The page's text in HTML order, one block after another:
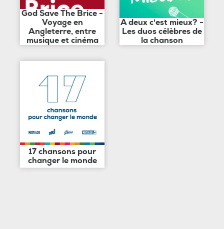
God Save The Brice -
Voyage en
Angleterre, entre
musique et cinéma
A deux c'est mieux? -
Les duos célèbres de
la chanson
17 chansons pour
changer le monde